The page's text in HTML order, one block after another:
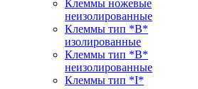
Клеммы ножевые
неизолированные
Клеммы тип *B*
изолированные
Клеммы тип *B*
неизолированные
Клеммы тип *I*